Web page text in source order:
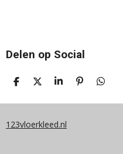
Delen op Social
D
L
N
D
E
S
A
E
P
N
D
L
123vloerkleed.nl